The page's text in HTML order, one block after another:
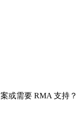
或需要 RMA 支持